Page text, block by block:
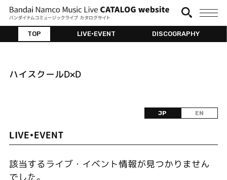
TOP LIVE•EVENT DISCOGRAPHY
ハイスクールD×D
JP EN
LIVE•EVENT
該当するライブ・イベント情報が見つかりません
でした。